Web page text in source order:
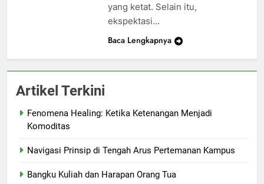
yang ketat. Selain itu,
ekspektasi…
Baca Lengkapnya
Artikel Terkini
Fenomena Healing: Ketika Ketenangan Menjadi
Komoditas
Navigasi Prinsip di Tengah Arus Pertemanan Kampus
Bangku Kuliah dan Harapan Orang Tua